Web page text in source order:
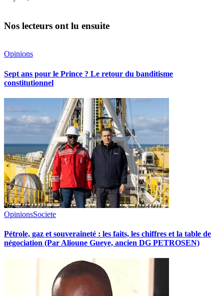
Nos lecteurs ont lu ensuite
Opinions
Sept ans pour le Prince ? Le retour du banditisme
constitutionnel
OpinionsSociete
Pétrole, gaz et souveraineté : les faits, les chiffres et la table de
négociation (Par Alioune Gueye, ancien DG PETROSEN)